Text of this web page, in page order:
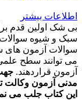
اطلاعات بیشتر
بی شک اولین قدم
سبک و شیوه سوالات
سوالات آزمون های
می توانند سطح
آزمون قراردهند.
مدنی آزمون وکالت
این کتاب جلب می